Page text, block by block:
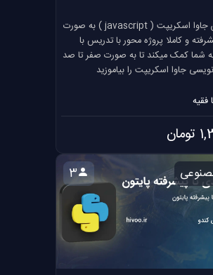
دوره آموزش جاوا اسکریپت ( javascript ) به صورت
و کاملا پروژه محور با تدریس با
شما کمک میکند تا به صورت صفر تا صد
نویسی جاوا اسکریپت را بیاموزید
3